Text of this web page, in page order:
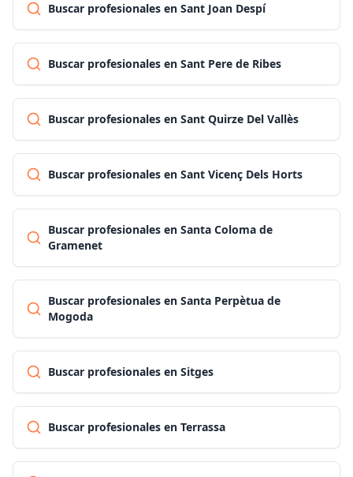
Buscar profesionales en Sant Joan Despí
Buscar profesionales en Sant Pere de Ribes
Buscar profesionales en Sant Quirze Del Vallès
Buscar profesionales en Sant Vicenç Dels Horts
Buscar profesionales en Santa Coloma de
Gramenet
Buscar profesionales en Santa Perpètua de
Mogoda
Buscar profesionales en Sitges
Buscar profesionales en Terrassa